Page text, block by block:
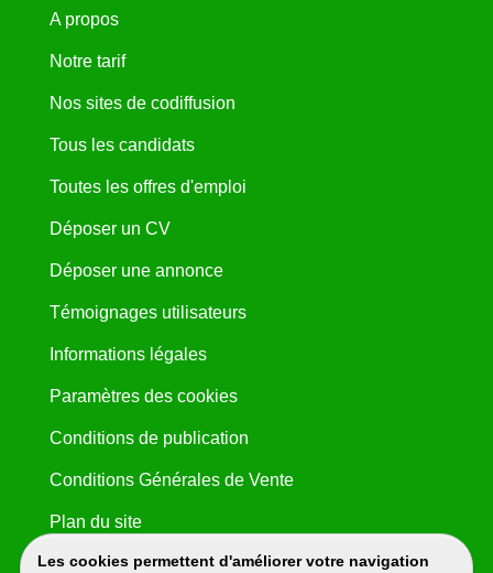
Les cookies permettent d'améliorer votre navigation
A propos
Notre tarif
Nos sites de codiffusion
Tous les candidats
Toutes les offres d'emploi
Déposer un CV
Déposer une annonce
Témoignages utilisateurs
Informations légales
Paramètres des cookies
Conditions de publication
Conditions Générales de Vente
Plan du site